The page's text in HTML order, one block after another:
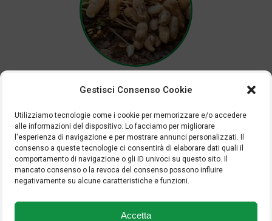
Gestisci Consenso Cookie
Utilizziamo tecnologie come i cookie per memorizzare e/o accedere
alle informazioni del dispositivo. Lo facciamo per migliorare
l'esperienza di navigazione e per mostrare annunci personalizzati. Il
consenso a queste tecnologie ci consentirà di elaborare dati quali il
comportamento di navigazione o gli ID univoci su questo sito. Il
mancato consenso o la revoca del consenso possono influire
negativamente su alcune caratteristiche e funzioni.
Accetta
SCARICA LA SCHEDA
Torna alle schede colturali